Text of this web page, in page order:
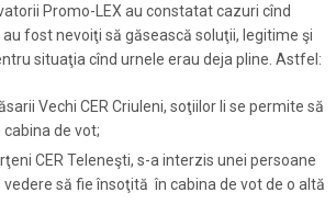
Promo-LEX au constatat cazuri cînd
fost nevoiţi să găsească soluţii, legitime şi
situaţia cînd urnele erau deja pline. Astfel:
Vechi CER Criuleni, soţiilor li se permite să
de vot;
CER Teleneşti, s-a interzis unei persoane
să fie însoţită în cabina de vot de o altă